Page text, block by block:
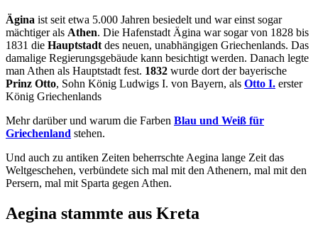
Ägina ist seit etwa 5.000 Jahren besiedelt und war einst sogar
mächtiger als Athen. Die Hafenstadt Ägina war sogar von 1828 bis
1831 die Hauptstadt des neuen, unabhängigen Griechenlands. Das
damalige Regierungsgebäude kann besichtigt werden. Danach legte
man Athen als Hauptstadt fest. 1832 wurde dort der bayerische
Prinz Otto, Sohn König Ludwigs I. von Bayern, als Otto I. erster
König Griechenlands
Mehr darüber und warum die Farben Blau und Weiß für
Griechenland stehen.
Und auch zu antiken Zeiten beherrschte Aegina lange Zeit das
Weltgeschehen, verbündete sich mal mit den Athenern, mal mit den
Persern, mal mit Sparta gegen Athen.
Aegina stammte aus Kreta